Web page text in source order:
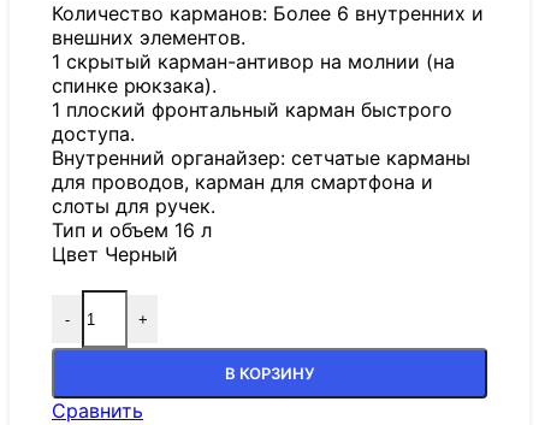
Количество карманов: Более 6 внутренних и
внешних элементов.
1 скрытый карман-антивор на молнии (на
спинке рюкзака).
1 плоский фронтальный карман быстрого
доступа.
Внутренний органайзер: сетчатые карманы
для проводов, карман для смартфона и
слоты для ручек.
Тип и объем 16 л
Цвет Черный
- +
В КОРЗИНУ
Сравнить